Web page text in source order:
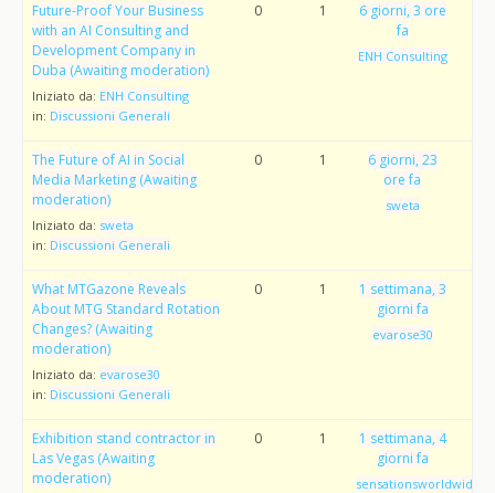
Future-Proof Your Business
with an AI Consulting and
Development Company in
Duba (Awaiting moderation)
Iniziato da: ENH Consulting
in: Discussioni Generali
0 1
6 giorni, 3 ore
fa
ENH Consulting
The Future of AI in Social
Media Marketing (Awaiting
moderation)
Iniziato da: sweta
in: Discussioni Generali
0 1
6 giorni, 23
ore fa
sweta
What MTGazone Reveals
About MTG Standard Rotation
Changes? (Awaiting
moderation)
Iniziato da: evarose30
in: Discussioni Generali
0 1
1 settimana, 3
giorni fa
evarose30
Exhibition stand contractor in
Las Vegas (Awaiting
moderation)
0 1
1 settimana, 4
giorni fa
sensationsworldwide